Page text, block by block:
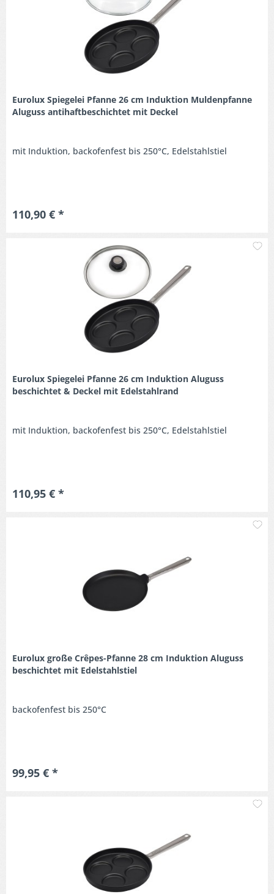
Eurolux Spiegelei Pfanne 26 cm Induktion Muldenpfanne
Aluguss antihaftbeschichtet mit Deckel
mit Induktion, backofenfest bis 250°C, Edelstahlstiel
110,90 € *
Eurolux Spiegelei Pfanne 26 cm Induktion Aluguss
beschichtet & Deckel mit Edelstahlrand
mit Induktion, backofenfest bis 250°C, Edelstahlstiel
110,95 € *
Eurolux große Crêpes-Pfanne 28 cm Induktion Aluguss
beschichtet mit Edelstahlstiel
backofenfest bis 250°C
99,95 € *